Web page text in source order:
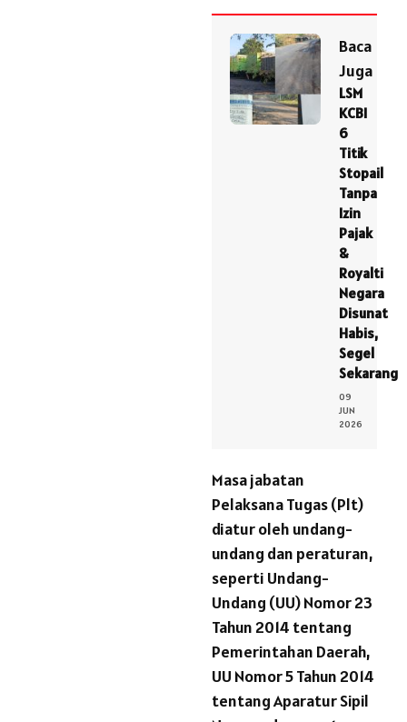
Baca
Juga
LSM
KCBI
6
Titik
Stopail
Tanpa
Izin
Pajak
&
Royalti
Negara
Disunat
Habis,
Segel
Sekarang
09
JUN
2026
Masa jabatan
Pelaksana Tugas (Plt)
diatur oleh undang-
undang dan peraturan,
seperti Undang-
Undang (UU) Nomor 23
Tahun 2014 tentang
Pemerintahan Daerah,
UU Nomor 5 Tahun 2014
tentang Aparatur Sipil